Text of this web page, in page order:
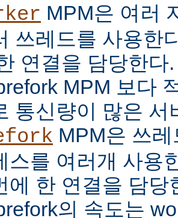
MPM은 여러
쓰레드를 사용한
연결을 담당한다
MPM 보다
통신량이 많은 서
MPM은 쓰
스를 여러개 사용
에 한 연결을 담당
의 속도는